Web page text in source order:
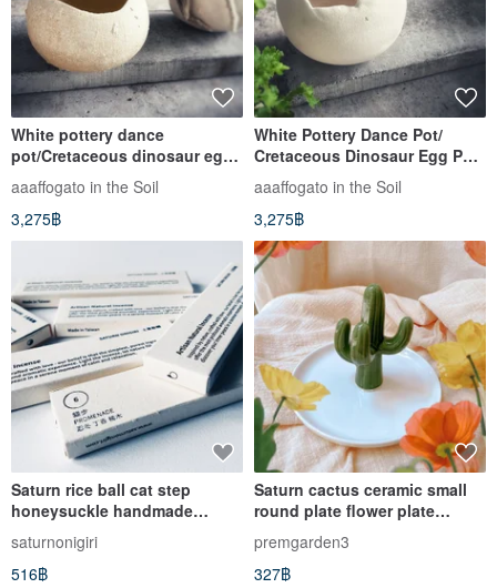
White pottery dance
pot/Cretaceous dinosaur egg
flowerpot-Minghuang coconut
aaaffogato in the Soil
3,275฿
White Pottery Dance Pot/
Cretaceous Dinosaur Egg Pot
- Fresh Cream Egg
aaaffogato in the Soil
3,275฿
Saturn rice ball cat step
honeysuckle handmade
incense sticks chakra
eyebrow chakra pure natural
meditation
saturnonigiri
516฿
Saturn cactus ceramic small
round plate flower plate
jewelry dessert candle plate
have a happy day
premgarden3
327฿